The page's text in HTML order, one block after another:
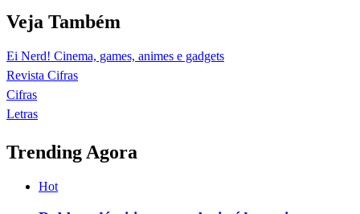
Veja Também
Ei Nerd! Cinema, games, animes e gadgets
Revista Cifras
Cifras
Letras
Trending Agora
Hot